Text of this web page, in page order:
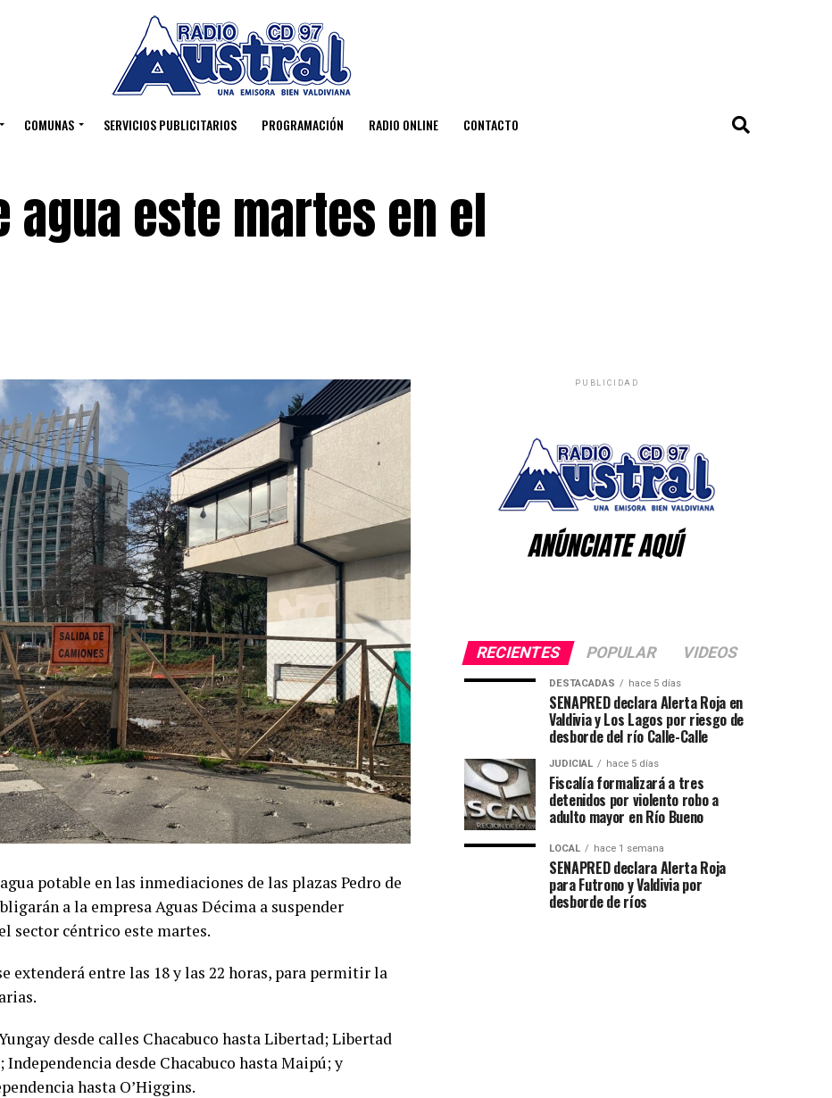
COMUNAS SERVICIOS PUBLICITARIOS PROGRAMACIÓN RADIO ONLINE CONTACTO
agua este martes en el
potable en las inmediaciones de las plazas Pedro de
a la empresa Aguas Décima a suspender
sector céntrico este martes.
extenderá entre las 18 y las 22 horas, para permitir la
desde calles Chacabuco hasta Libertad; Libertad
Independencia desde Chacabuco hasta Maipú; y
hasta O’Higgins.
PUBLICIDAD
RECIENTES POPULAR VIDEOS
DESTACADAS hace 5 días
SENAPRED declara Alerta Roja en
Valdivia y Los Lagos por riesgo de
desborde del río Calle-Calle
JUDICIAL hace 5 días
Fiscalía formalizará a tres
detenidos por violento robo a
adulto mayor en Río Bueno
LOCAL hace 1 semana
SENAPRED declara Alerta Roja
para Futrono y Valdivia por
desborde de ríos